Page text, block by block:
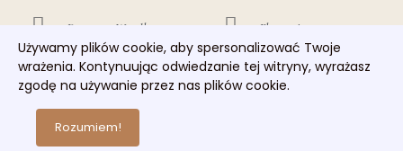
Darmowa Wysyłka Ekonomiczny
Szybka Wysyłka Dobra Obsługa
Używamy plików cookie, aby spersonalizować Twoje
wrażenia. Kontynuując odwiedzanie tej witryny, wyrażasz
zgodę na używanie przez nas plików cookie.
Rozumiem!